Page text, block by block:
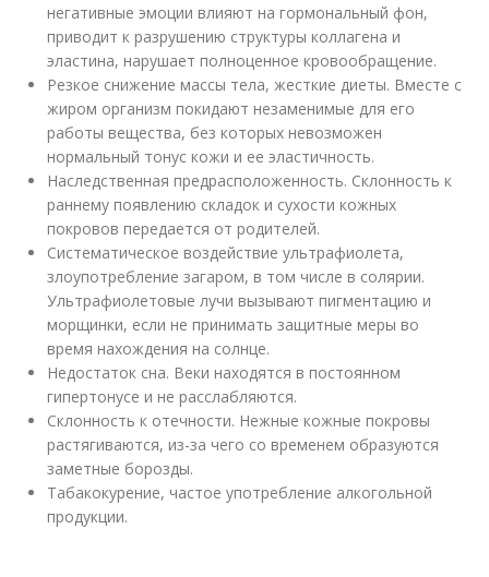
негативные эмоции влияют на гормональный фон,
приводит к разрушению структуры коллагена и
эластина, нарушает полноценное кровообращение.
Резкое снижение массы тела, жесткие диеты. Вместе с
жиром организм покидают незаменимые для его
работы вещества, без которых невозможен
нормальный тонус кожи и ее эластичность.
Наследственная предрасположенность. Склонность к
раннему появлению складок и сухости кожных
покровов передается от родителей.
Систематическое воздействие ультрафиолета,
злоупотребление загаром, в том числе в солярии.
Ультрафиолетовые лучи вызывают пигментацию и
морщинки, если не принимать защитные меры во
время нахождения на солнце.
Недостаток сна. Веки находятся в постоянном
гипертонусе и не расслабляются.
Склонность к отечности. Нежные кожные покровы
растягиваются, из-за чего со временем образуются
заметные борозды.
Табакокурение, частое употребление алкогольной
продукции.